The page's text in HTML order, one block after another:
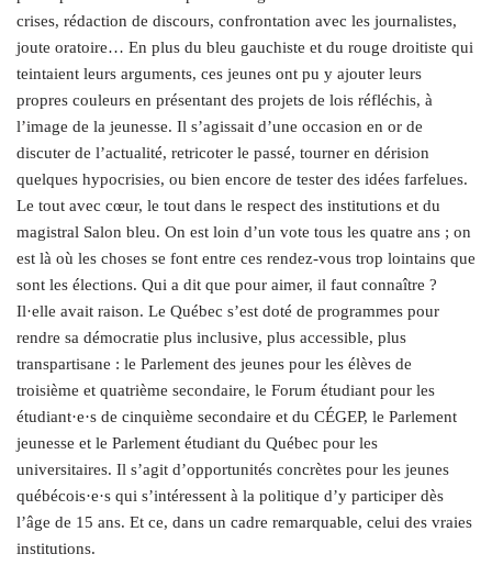
crises, rédaction de discours, confrontation avec les journalistes,
joute oratoire… En plus du bleu gauchiste et du rouge droitiste qui
teintaient leurs arguments, ces jeunes ont pu y ajouter leurs
propres couleurs en présentant des projets de lois réfléchis, à
l’image de la jeunesse. Il s’agissait d’une occasion en or de
discuter de l’actualité, retricoter le passé, tourner en dérision
quelques hypocrisies, ou bien encore de tester des idées farfelues.
Le tout avec cœur, le tout dans le respect des institutions et du
magistral Salon bleu. On est loin d’un vote tous les quatre ans ; on
est là où les choses se font entre ces rendez-vous trop lointains que
sont les élections. Qui a dit que pour aimer, il faut connaître ?
Il·elle avait raison. Le Québec s’est doté de programmes pour
rendre sa démocratie plus inclusive, plus accessible, plus
transpartisane : le Parlement des jeunes pour les élèves de
troisième et quatrième secondaire, le Forum étudiant pour les
étudiant·e·s de cinquième secondaire et du CÉGEP, le Parlement
jeunesse et le Parlement étudiant du Québec pour les
universitaires. Il s’agit d’opportunités concrètes pour les jeunes
québécois·e·s qui s’intéressent à la politique d’y participer dès
l’âge de 15 ans. Et ce, dans un cadre remarquable, celui des vraies
institutions.